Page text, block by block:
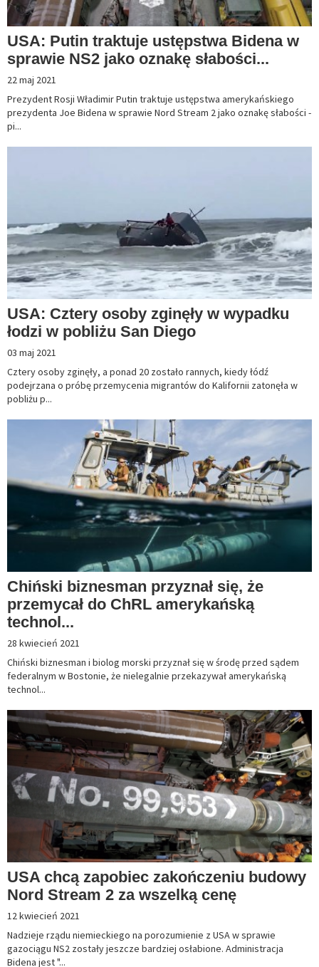
USA: Putin traktuje ustępstwa Bidena w
sprawie NS2 jako oznakę słabości...
22 maj 2021
Prezydent Rosji Władimir Putin traktuje ustępstwa amerykańskiego
prezydenta Joe Bidena w sprawie Nord Stream 2 jako oznakę słabości -
pi...
USA: Cztery osoby zginęły w wypadku
łodzi w pobliżu San Diego
03 maj 2021
Cztery osoby zginęły, a ponad 20 zostało rannych, kiedy łódź
podejrzana o próbę przemycenia migrantów do Kalifornii zatonęła w
pobliżu p...
Chiński biznesman przyznał się, że
przemycał do ChRL amerykańską
technol...
28 kwiecień 2021
Chiński biznesman i biolog morski przyznał się w środę przed sądem
federalnym w Bostonie, że nielegalnie przekazywał amerykańską
technol...
USA chcą zapobiec zakończeniu budowy
Nord Stream 2 za wszelką cenę
12 kwiecień 2021
Nadzieje rządu niemieckiego na porozumienie z USA w sprawie
gazociągu NS2 zostały jeszcze bardziej osłabione. Administracja
Bidena jest "...